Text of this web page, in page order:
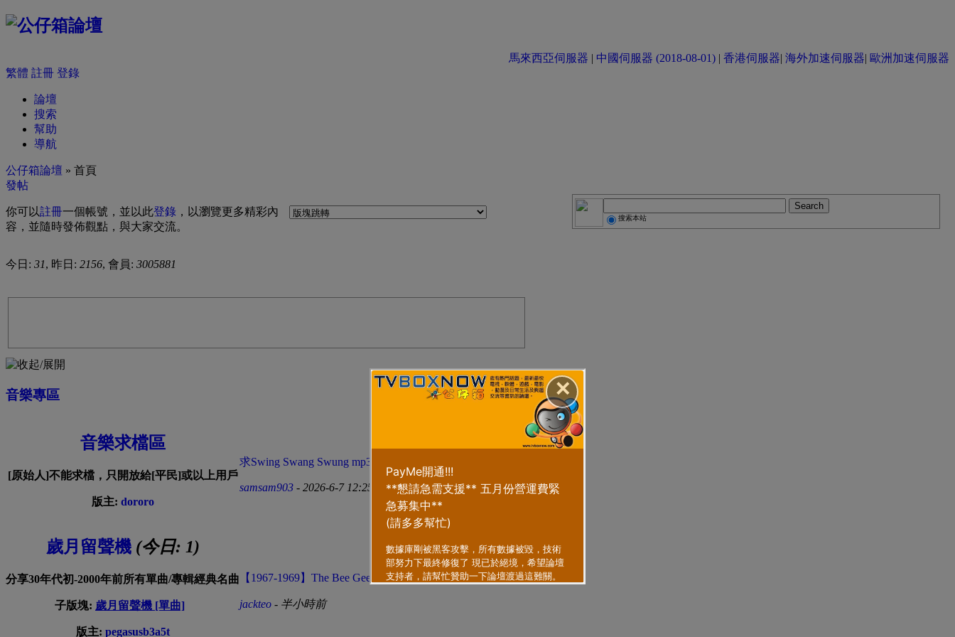
✕
馬來西亞伺服器 | 中國伺服器 (2018-08-01) | 香港伺服器| 海外加速伺服器| 歐洲加速伺服器
繁體 註冊 登錄
論壇
搜索
幫助
導航
公仔箱論壇 » 首頁
發帖
你可以註冊一個帳號，並以此登錄 ，以瀏覽更多精彩內
容，並隨時發佈觀點，與大家交流。
搜索本站
今日: 31, 昨日: 2156, 會員: 3005881
音樂專區
音樂求檔區
[原始人]不能求檔，只開放給[平民]或以上用戶
版主: dororo
求Swing Swang Swung mp3感謝
samsam903 - 2026-6-7 12:25 PM
歲月留聲機(今日: 1)
分享30年代初-2000年前所有單曲/專輯經典名曲
子版塊: 歲月留聲機 [單曲]
版主: pegasusb3a5t
【1967-1969】The Bee Gees.Radi ...
jackteo - 半小時前